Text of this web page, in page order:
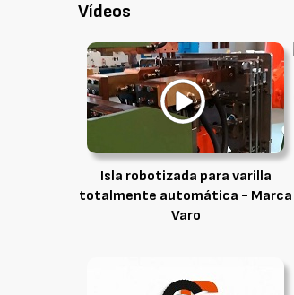
Vídeos
Isla robotizada para varilla
totalmente automática - Marca
Varo